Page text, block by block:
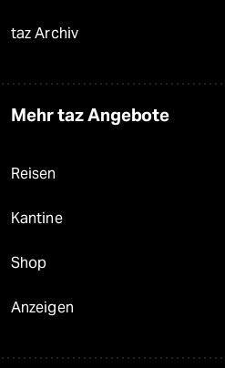
taz Archiv
Mehr taz Angebote
Reisen
Kantine
Shop
Anzeigen